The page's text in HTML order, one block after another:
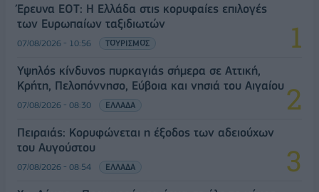
Έρευνα ΕΟΤ: Η Ελλάδα στις κορυφαίες επιλογές
των Ευρωπαίων ταξιδιωτών
07/08/2026 - 10:56 ΤΟΥΡΙΣΜΟΣ
Υψηλός κίνδυνος πυρκαγιάς σήμερα σε Αττική,
Κρήτη, Πελοπόννησο, Εύβοια και νησιά του Αιγαίου
07/08/2026 - 08:30 ΕΛΛΑΔΑ
Πειραιάς: Κορυφώνεται η έξοδος των αδειούχων
του Αυγούστου
07/08/2026 - 08:54 ΕΛΛΑΔΑ